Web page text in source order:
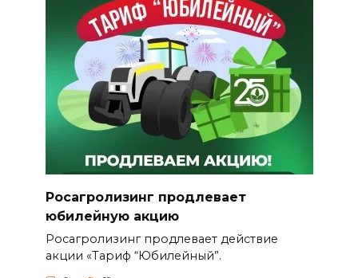
Росагролизинг продлевает
юбилейную акцию
Росагролизинг продлевает действие
акции «Тариф “Юбилейный”.